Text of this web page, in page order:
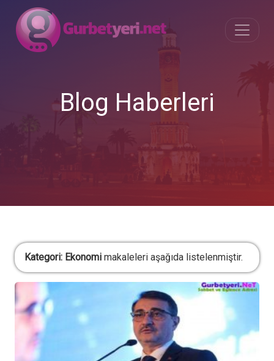
Blog Haberleri
Kategori: Ekonomi makaleleri aşağıda listelenmiştir.